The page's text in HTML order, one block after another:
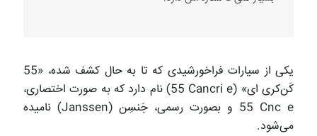
یکی از سیارات فراخورشیدی که تا به حال کشف شده، «55
کَن‌کری ای» (55 Cancri e) نام دارد که به صورت اختصاری،
55 Cnc e و بصورت رسمی، جَنسِن (Janssen) نامیده
میشود.